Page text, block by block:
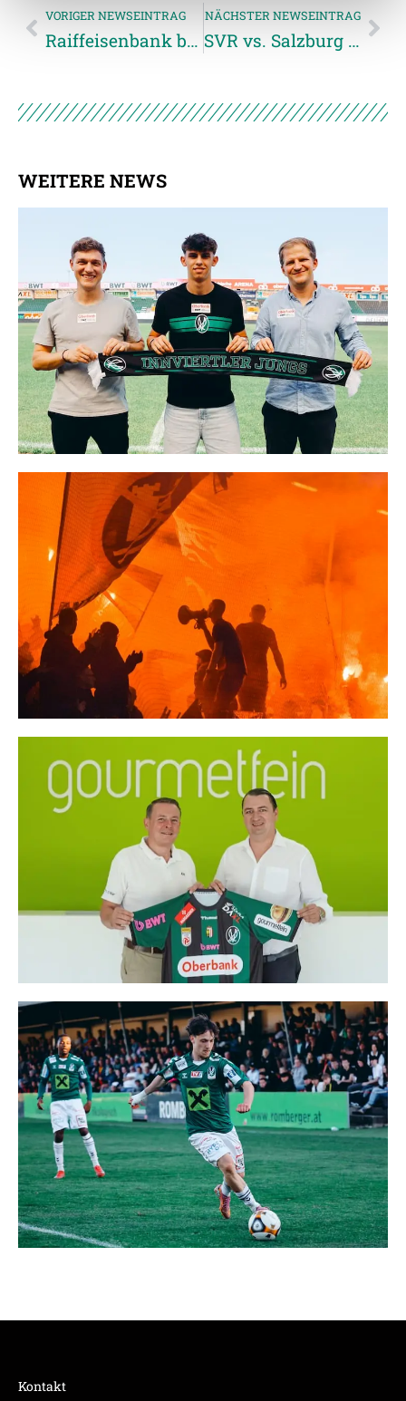
Weitere Details, insbesondere zu Speicherdauer und
Empfänger entnehmen Sie unserer
VORIGER NEWSEINTRAG
Raiffeisenbank bleibt Premiumpartner der Jungen Wikinger
NÄCHSTER NEWSEINTRAG
SVR vs. Salzburg AUSVERKAUFT
WEITERE NEWS
Kontakt